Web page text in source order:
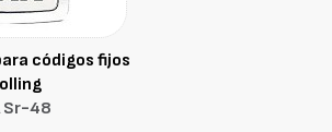
códigos fijos
Sr-48